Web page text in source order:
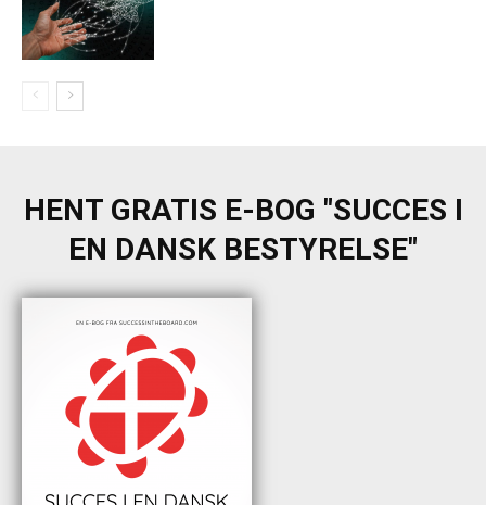
HENT GRATIS E-BOG "SUCCES I
EN DANSK BESTYRELSE"